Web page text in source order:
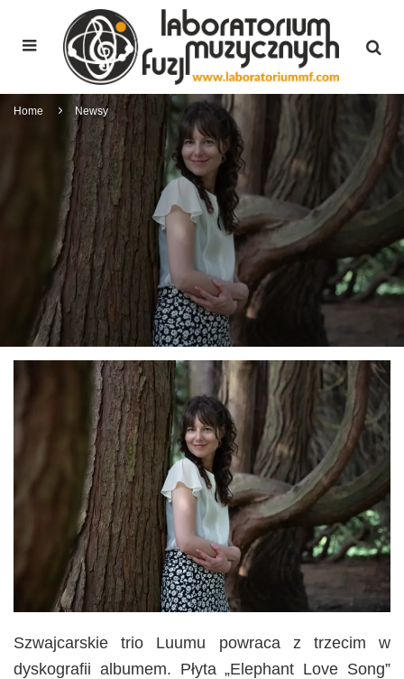
Home Newsy
Szwajcarskie trio Luumu powraca z trzecim w
dyskografii albumem. Płyta „Elephant Love Song”